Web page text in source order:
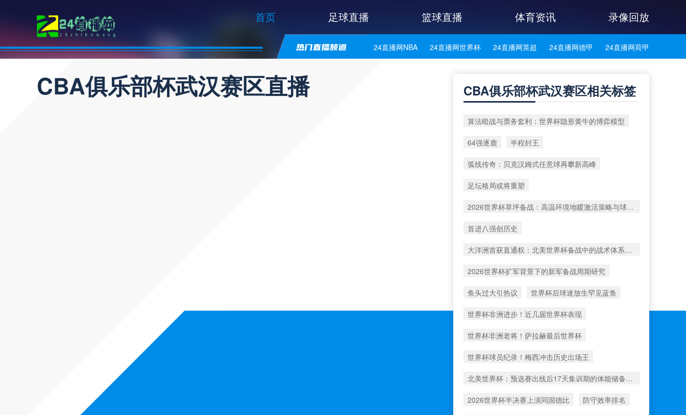
首页 足球直播 篮球直播 体育资讯 录像回放
24直播网NBA 24直播网世界杯 24直播网英超 24直播网德甲 24直播网荷甲
24直播网西乙 24直播网英冠 24直播网日职乙 24直播网日职联
24直播网巴西甲 24直播网荷乙 24直播网葡甲 24直播网德乙
24直播网韩K联 24直播网中乙
CBA俱乐部杯武汉赛区直播 CBA俱乐部杯武汉赛区相关标签
算法暗战与票务套利：世界杯隐形黄牛的博弈模型
64强逐鹿 半程封王
弧线传奇：贝克汉姆式任意球再攀新高峰
足坛格局或将重塑
2026世界杯草坪备战：高温环境地暖激活策略与球场生态养护技术升级路线
首进八强创历史
大洋洲首获直通权：北美世界杯备战中的战术体系重构
2026世界杯扩军背景下的新军备战周期研究
鱼头过大引热议 世界杯后球迷放生罕见蓝鱼
世界杯非洲进步！近几届世界杯表现
世界杯非洲老将！萨拉赫最后世界杯
世界杯球员纪录！梅西冲击历史出场王
北美世界杯：预选赛出线后17天集训期的体能储备深度解析
2026世界杯半决赛上演同国德比 防守效率排名